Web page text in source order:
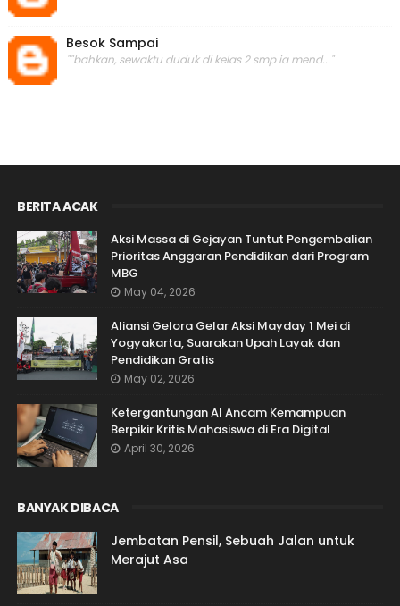
Besok Sampai
""bahkan, sewaktu duduk di kelas 2 smp ia mend..."
BERITA ACAK
Aksi Massa di Gejayan Tuntut Pengembalian
Prioritas Anggaran Pendidikan dari Program
MBG
May 04, 2026
Aliansi Gelora Gelar Aksi Mayday 1 Mei di
Yogyakarta, Suarakan Upah Layak dan
Pendidikan Gratis
May 02, 2026
Ketergantungan AI Ancam Kemampuan
Berpikir Kritis Mahasiswa di Era Digital
April 30, 2026
BANYAK DIBACA
Jembatan Pensil, Sebuah Jalan untuk
Merajut Asa